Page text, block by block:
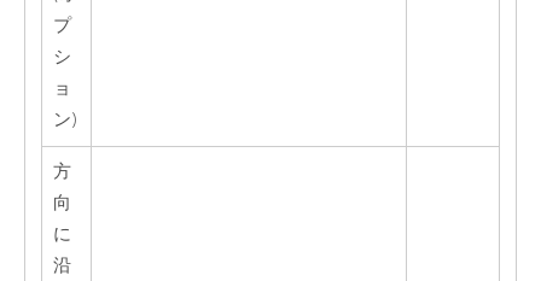
プ
シ
ョ
ン)
方
向
に
沿